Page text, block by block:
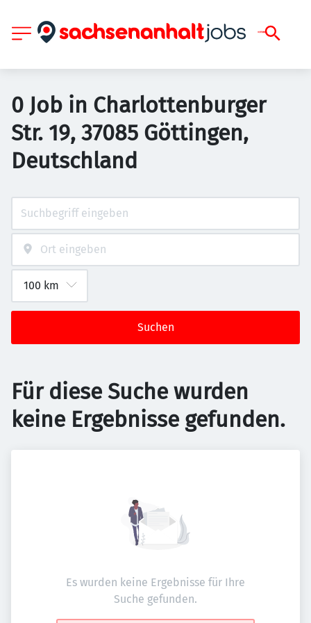
0 Job in Charlottenburger
Str. 19, 37085 Göttingen,
Deutschland
Suchen
Für diese Suche wurden
keine Ergebnisse gefunden.
Es wurden keine Ergebnisse für Ihre
Suche gefunden.